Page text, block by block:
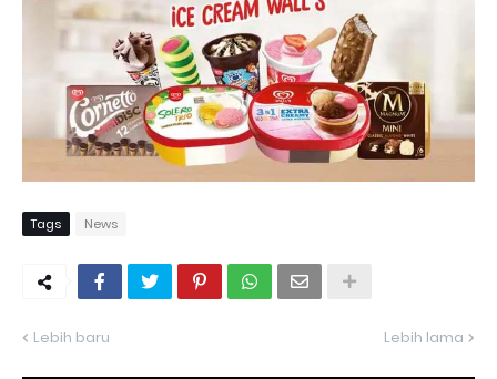
Tags News
Lebih baru Lebih lama